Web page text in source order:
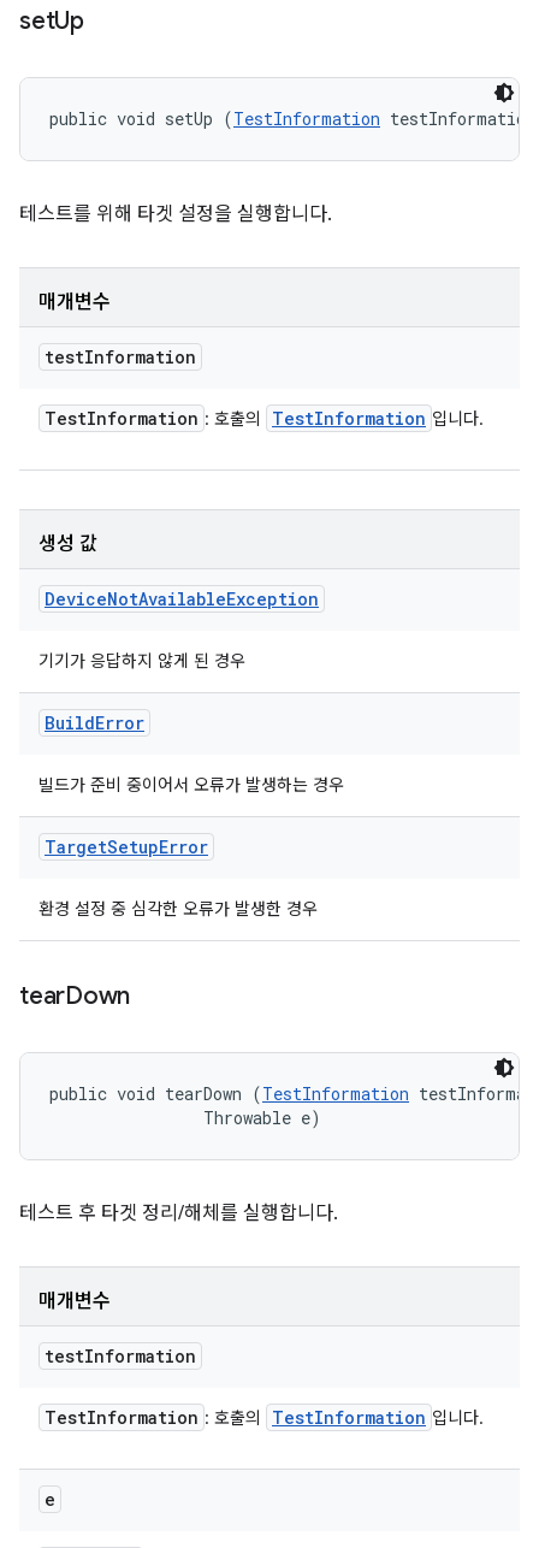
setUp
public void setUp (TestInformation
테스트를 위해 타겟 설정을 실행합니다.
매개변수
testInformation
TestInformation : 호출의 TestInformation 입니다.
생성 값
DeviceNotAvailableException
기기가 응답하지 않게 된 경우
BuildError
빌드가 준비 중이어서 오류가 발생하는 경우
TargetSetupError
환경 설정 중 심각한 오류가 발생한 경우
tearDown
public void tearDown (TestInformation
                Throwable e)
테스트 후 타겟 정리/해체를 실행합니다.
매개변수
testInformation
TestInformation : 호출의 TestInformation 입니다.
e